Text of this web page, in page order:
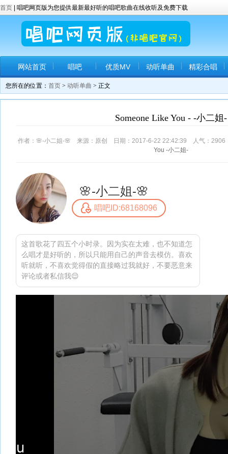
首页 | 唱吧网页版为您提供最新最好听的唱吧歌曲在线收听及免费下载
网站首页 唱吧 优质MV 动听单曲 精彩合唱
您所在的位置： 首页 > 动听单曲 > 正文
Someone Like You - -小二姐-
作者：🌸-小二姐-🌸 来源：原创 日期：2017-6-22 22:42:39 人气： 2906
You -小二姐-
🌸-小二姐-🌸
唱吧ID:68168096
这首歌花了四五个小时录。因为实在太难，也不知道怎
么唱才是好听的，所以只能用自己的声音去模仿。喜欢
听就听，不喜欢觉得假的直接略过我就好，不要恶意来
评论或者私信我😌